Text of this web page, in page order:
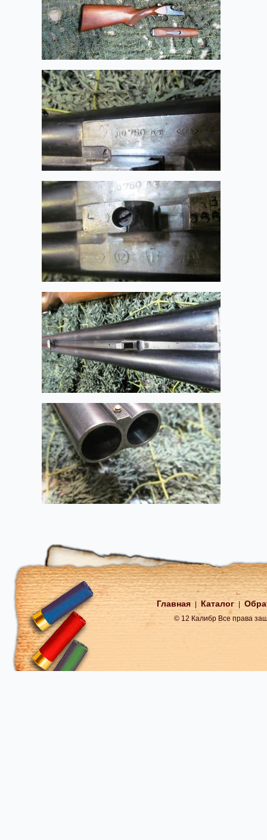
Главная Каталог
© 12 Калибр Все права